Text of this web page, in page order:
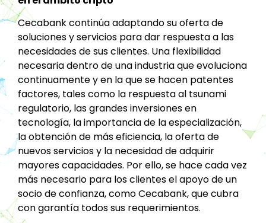
Cecabank continúa adaptando su oferta de
soluciones y servicios para dar respuesta a las
necesidades de sus clientes. Una flexibilidad
necesaria dentro de una industria que evoluciona
continuamente y en la que se hacen patentes
factores, tales como la respuesta al tsunami
regulatorio, las grandes inversiones en
tecnología, la importancia de la especialización,
la obtención de más eficiencia, la oferta de
nuevos servicios y la necesidad de adquirir
mayores capacidades. Por ello, se hace cada vez
más necesario para los clientes el apoyo de un
socio de confianza, como Cecabank, que cubra
con garantía todos sus requerimientos.